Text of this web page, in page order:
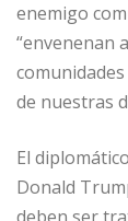
enemigo
“envenenan
de nuestras
El
Donald